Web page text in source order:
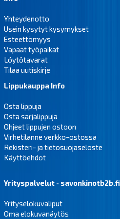
Yhteydenotto
Usein kysytyt kysymykset
Esteettömyys
Vapaat työpaikat
Löytötavarat
Tilaa uutiskirje
Lippukauppa Info
Osta lippuja
Osta sarjalippuja
Ohjeet lippujen ostoon
Virhetilanne verkko-ostossa
Rekisteri- ja tietosuojaseloste
Käyttöehdot
Yrityspalvelut - savonkinotb2b.fi
Yrityselokuvaliput
Oma elokuvanäytös